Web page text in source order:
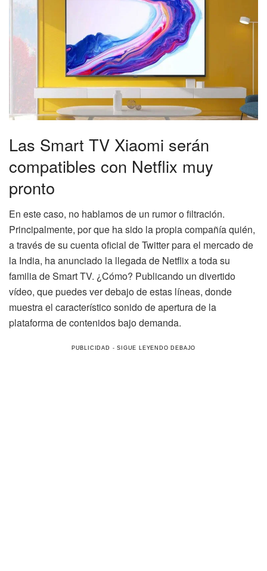
Las Smart TV Xiaomi serán
compatibles con Netflix muy
pronto
En este caso, no hablamos de un rumor o filtración.
Principalmente, por que ha sido la propia compañía quién,
a través de su cuenta oficial de Twitter para el mercado de
la India, ha anunciado la llegada de Netflix a toda su
familia de Smart TV. ¿Cómo? Publicando un divertido
vídeo, que puedes ver debajo de estas líneas, donde
muestra el característico sonido de apertura de la
plataforma de contenidos bajo demanda.